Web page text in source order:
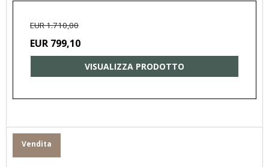
EUR 1.710,00
EUR 799,10
VISUALIZZA PRODOTTO
Vendita